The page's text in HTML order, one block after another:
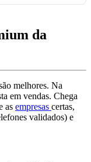
da
melhores. Na
em vendas. Chega
as empresas certas,
validados) e